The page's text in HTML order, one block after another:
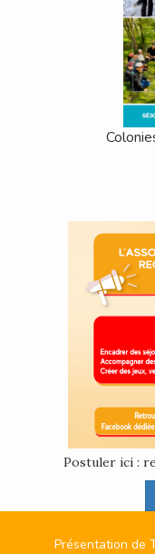
Postuler ici :
Présentation de